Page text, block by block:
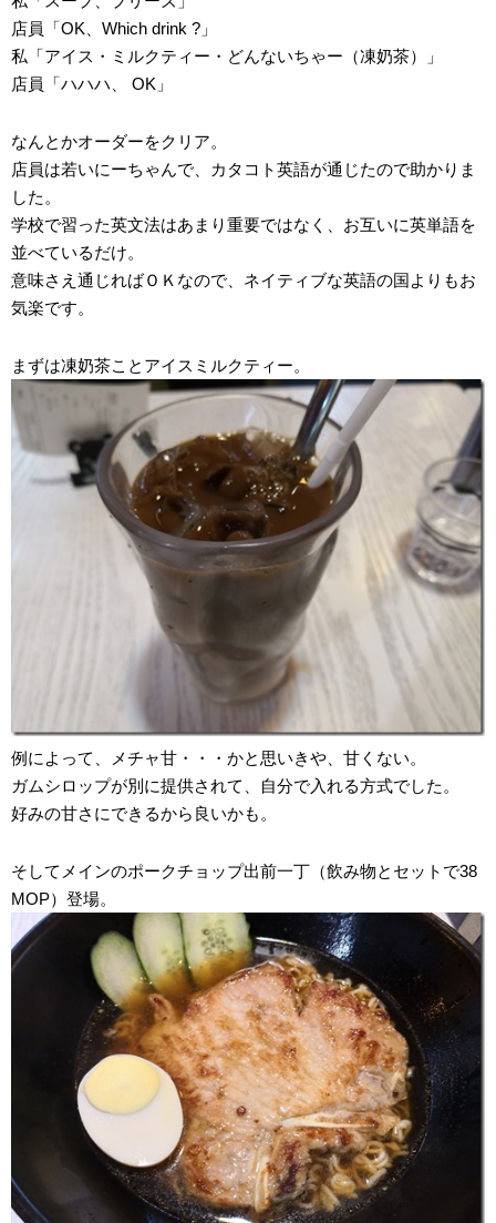
店員「OK、Which drink ?」
私「アイス・ミルクティー・どんないちゃー（凍奶茶）」
店員「ハハハ、 OK」
なんとかオーダーをクリア。
店員は若いにーちゃんで、カタコト英語が通じたので助かりま
した。
学校で習った英文法はあまり重要ではなく、お互いに英単語を
並べているだけ。
意味さえ通じればＯＫなので、ネイティブな英語の国よりもお
気楽です。
まずは凍奶茶ことアイスミルクティー。
例によって、メチャ甘・・・かと思いきや、甘くない。
ガムシロップが別に提供されて、自分で入れる方式でした。
好みの甘さにできるから良いかも。
そしてメインのポークチョップ出前一丁（飲み物とセットで38
MOP）登場。